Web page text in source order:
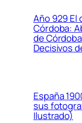
Año 929 El
Córdoba:
de
Decisivos
España
sus
Ilustrado)